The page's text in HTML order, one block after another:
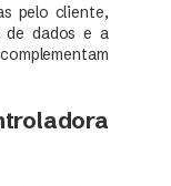
pelo cliente,
dados e a